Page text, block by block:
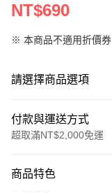
NT$690
※ 本商品不適用折價券
請選擇商品選項
付款與運送方式
超取滿NT$2,000免運
信用卡一次付款
商品特色